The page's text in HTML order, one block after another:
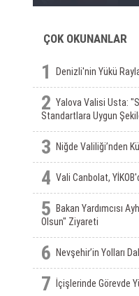
ÇOK OKUNANLAR
1 Denizli'nin Yükü
2 Yalova Valisi Usta:
Standartlara Uygun
3 Niğde Valiliği’nden
4 Vali Canbolat,
5
Bakan Yardımcısı
Olsun" Ziyareti
6 Nevşehir’in Yolları
7 İçişlerinde Görevde